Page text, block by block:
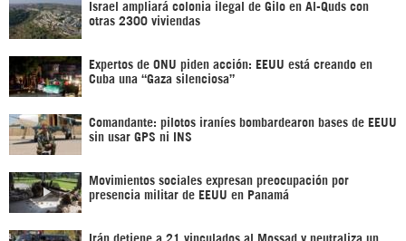
Israel ampliará colonia ilegal de Gilo en Al-Quds con
otras 2300 viviendas
Expertos de ONU piden acción: EEUU está creando en
Cuba una “Gaza silenciosa”
Comandante: pilotos iraníes bombardearon bases de EEUU
sin usar GPS ni INS
Movimientos sociales expresan preocupación por
presencia militar de EEUU en Panamá
Irán detiene a 21 vinculados al Mossad y neutraliza un